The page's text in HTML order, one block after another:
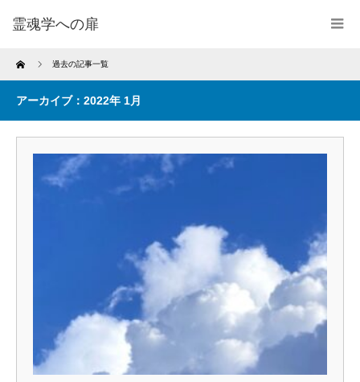
霊魂学への扉
Home 過去の記事一覧
アーカイブ：2022年 1月